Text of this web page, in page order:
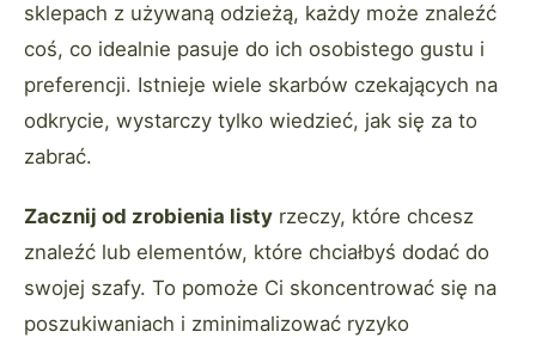
sklepach z używaną odzieżą, każdy może znaleźć
coś, co idealnie pasuje do ich osobistego gustu i
preferencji. Istnieje wiele skarbów czekających na
odkrycie, wystarczy tylko wiedzieć, jak się za to
zabrać.
Zacznij od zrobienia listy rzeczy, które chcesz
znaleźć lub elementów, które chciałbyś dodać do
swojej szafy. To pomoże Ci skoncentrować się na
poszukiwaniach i zminimalizować ryzyko